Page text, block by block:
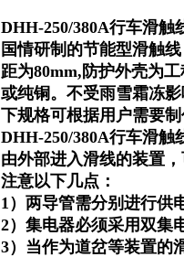
DHH-250/380A行车滑触
国情研制的节能型滑触
距为80mm,防护外壳为
或纯铜。不受雨雪霜冻
下规格可根据用户需要
DHH-250/380A行车滑触
由外部进入滑线的装置
注意以下几点：
1）两导管需分别进行供
2）集电器必须采用双集
3）当作为道岔等装置的